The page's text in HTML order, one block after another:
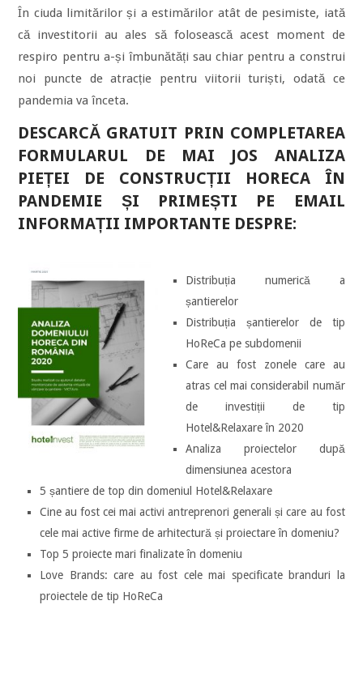
În ciuda limitărilor și a estimărilor atât de pesimiste, iată
că investitorii au ales să folosească acest moment de
respiro pentru a-și îmbunătăți sau chiar pentru a construi
noi puncte de atracție pentru viitorii turiști, odată ce
pandemia va înceta.
DESCARCĂ GRATUIT PRIN COMPLETAREA
FORMULARUL DE MAI JOS ANALIZA
PIEȚEI DE CONSTRUCȚII HORECA ÎN
PANDEMIE ȘI PRIMEȘTI PE EMAIL
INFORMAȚII IMPORTANTE DESPRE:
Distribuția numerică a
șantierelor
Distribuția șantierelor de tip
HoReCa pe subdomenii
Care au fost zonele care au
atras cel mai considerabil număr
de investiții de tip
Hotel&Relaxare în 2020
Analiza proiectelor după
dimensiunea acestora
5 șantiere de top din domeniul Hotel&Relaxare
Cine au fost cei mai activi antreprenori generali și care au fost
cele mai active firme de arhitectură și proiectare în domeniu?
Top 5 proiecte mari finalizate în domeniu
Love Brands: care au fost cele mai specificate branduri la
proiectele de tip HoReCa